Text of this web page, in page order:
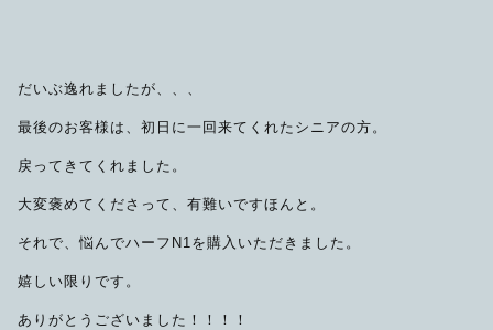
だいぶ逸れましたが、、、
最後のお客様は、初日に一回来てくれたシニアの方。
戻ってきてくれました。
大変褒めてくださって、有難いですほんと。
それで、悩んでハーフN1を購入いただきました。
嬉しい限りです。
ありがとうございました！！！！